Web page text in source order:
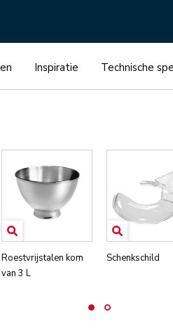
Inspiratie Technische
Roestvrijstalen kom
van 3 L
Schenkschild